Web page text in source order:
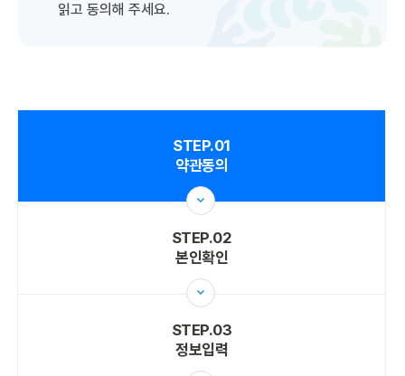
읽고 동의해 주세요.
STEP.01
약관동의
STEP.02
본인확인
STEP.03
정보입력